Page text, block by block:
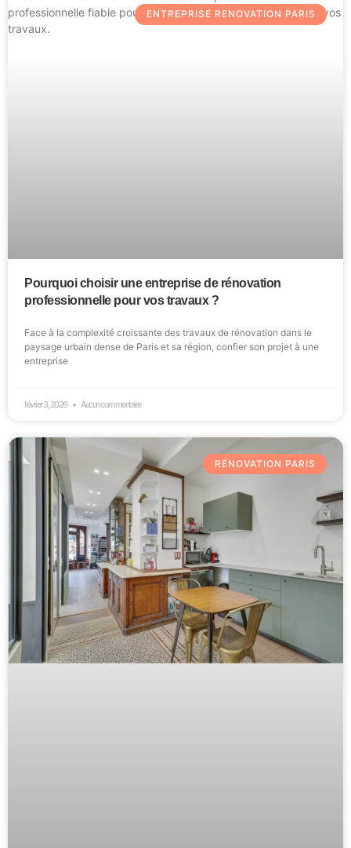
ENTREPRISE RENOVATION PARIS
Pourquoi choisir une entreprise de rénovation
professionnelle pour vos travaux ?
Face à la complexité croissante des travaux de rénovation dans le
paysage urbain dense de Paris et sa région, confier son projet à une
entreprise
février 3, 2026 Aucun commentaire
RÉNOVATION PARIS